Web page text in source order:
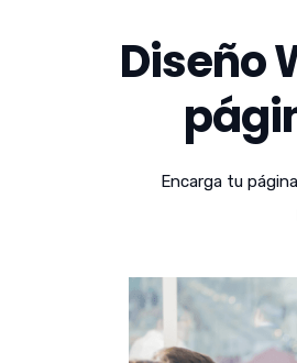
Diseño
Encarga tu